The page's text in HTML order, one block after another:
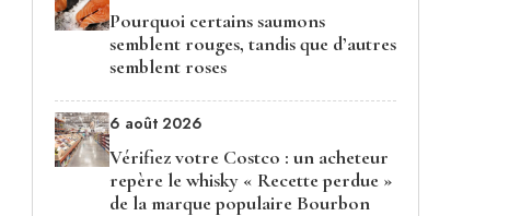
Pourquoi certains saumons
semblent rouges, tandis que d’autres
semblent roses
6 août 2026
Vérifiez votre Costco : un acheteur
repère le whisky « Recette perdue »
de la marque populaire Bourbon